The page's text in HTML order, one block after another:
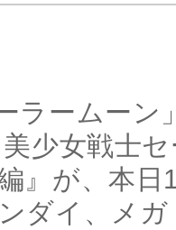
ラームー
美少女戦士
』が、本日
ダイ、メ